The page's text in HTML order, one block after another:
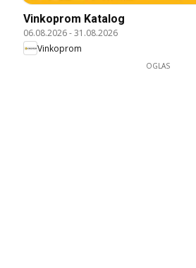
Vinkoprom Katalog
06.08.2026-31.08.2026
Vinkoprom
OGLAS